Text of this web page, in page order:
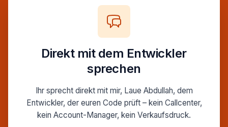
Direkt mit dem Entwickler
sprechen
Ihr sprecht direkt mit mir, Laue Abdullah, dem
Entwickler, der euren Code prüft – kein Callcenter,
kein Account-Manager, kein Verkaufsdruck.